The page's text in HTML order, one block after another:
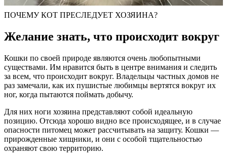
ПОЧЕМУ КОТ ПРЕСЛЕДУЕТ ХОЗЯИНА?
Желание знать, что происходит вокруг
Кошки по своей природе являются очень любопытными
существами. Им нравится быть в центре внимания и следить
за всем, что происходит вокруг. Владельцы частных домов не
раз замечали, как их пушистые любимцы вертятся вокруг их
ног, когда пытаются поймать добычу.
Для них ноги хозяина представляют собой идеальную
позицию. Отсюда хорошо видно все происходящее, и в случае
опасности питомец может рассчитывать на защиту. Кошки —
прирожденные хищники, и они с особой тщательностью
охраняют свою территорию.